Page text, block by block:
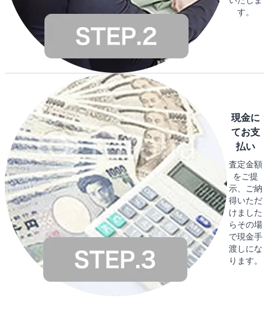
す。
現金に
てお支
払い
査定金額
をご提
示、ご納
得いただ
けました
らその場
で現金手
渡しにな
ります。